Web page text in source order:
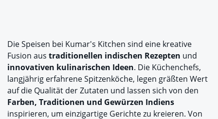
Die Speisen bei Kumar's Kitchen sind eine kreative
Fusion aus traditionellen indischen Rezepten und
innovativen kulinarischen Ideen. Die Küchenchefs,
langjährig erfahrene Spitzenköche, legen gräßten Wert
auf die Qualität der Zutaten und lassen sich von den
Farben, Traditionen und Gewürzen Indiens
inspirieren, um einzigartige Gerichte zu kreieren. Von